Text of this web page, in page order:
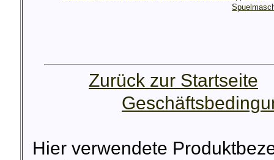
Zurück zur Startseite
Hier verwendete